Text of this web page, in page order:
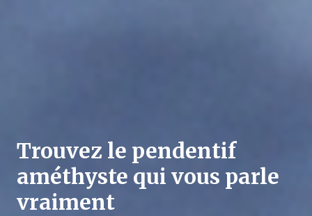
Trouvez le pendentif
améthyste qui vous parle
vraiment